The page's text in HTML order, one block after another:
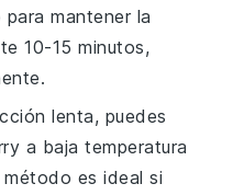
mantener la
10-15 minutos,
lenta, puedes
a baja temperatura
es ideal si